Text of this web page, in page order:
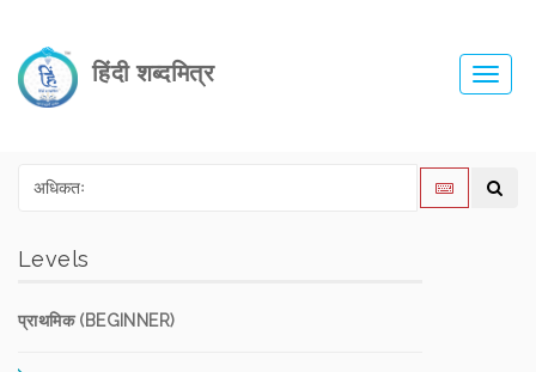
हिंदी शब्दमित्र
Levels
प्राथमिक (BEGINNER)